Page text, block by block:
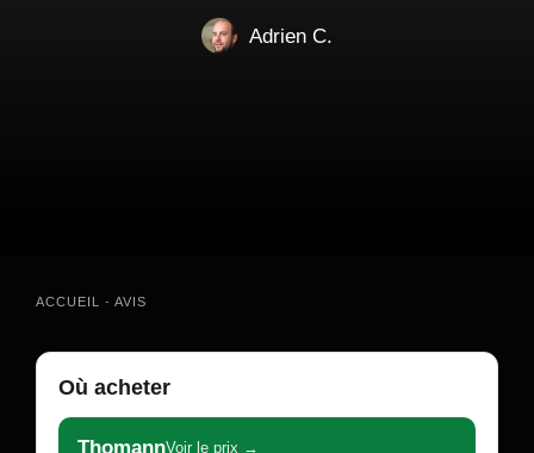
Adrien C.
ACCUEIL - AVIS
Où acheter
ThomannVoir le prix →